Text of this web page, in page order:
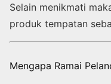
Selain menikmati
produk tempatan
Mengapa Ramai